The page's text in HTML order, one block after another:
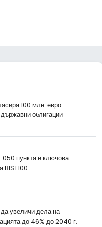
100 млн. евро
облигации
050 пункта е ключова
BIST100
увеличи дела на
до 46% до 2040 г.